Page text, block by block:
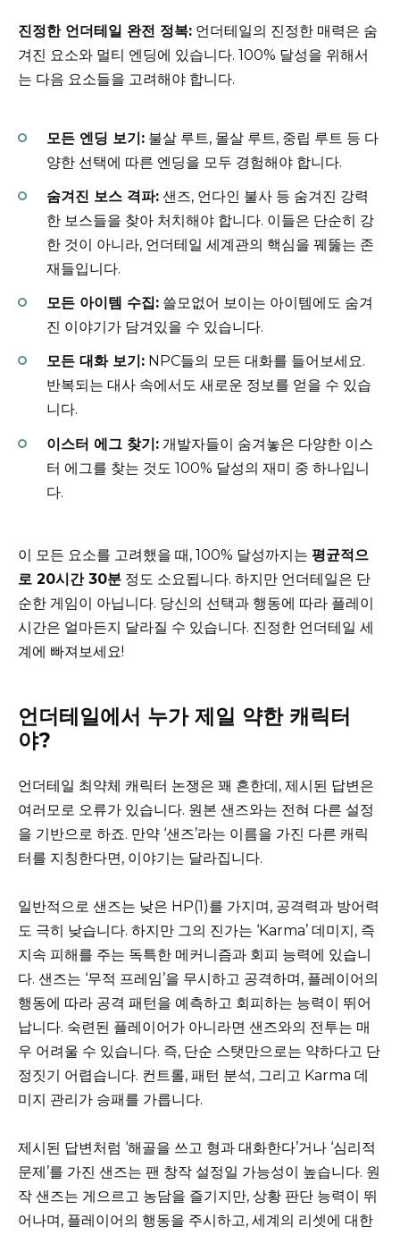
진정한 언더테일 완전 정복: 언더테일의 진정한 매력은 숨
겨진 요소와 멀티 엔딩에 있습니다. 100% 달성을 위해서
는 다음 요소들을 고려해야 합니다.
모든 엔딩 보기: 불살 루트, 몰살 루트, 중립 루트 등 다
양한 선택에 따른 엔딩을 모두 경험해야 합니다.
숨겨진 보스 격파: 샌즈, 언다인 불사 등 숨겨진 강력
한 보스들을 찾아 처치해야 합니다. 이들은 단순히 강
한 것이 아니라, 언더테일 세계관의 핵심을 꿰뚫는 존
재들입니다.
모든 아이템 수집: 쓸모없어 보이는 아이템에도 숨겨
진 이야기가 담겨있을 수 있습니다.
모든 대화 보기: NPC들의 모든 대화를 들어보세요.
반복되는 대사 속에서도 새로운 정보를 얻을 수 있습
니다.
이스터 에그 찾기: 개발자들이 숨겨놓은 다양한 이스
터 에그를 찾는 것도 100% 달성의 재미 중 하나입니
다.
이 모든 요소를 고려했을 때, 100% 달성까지는 평균적으
로 20시간 30분 정도 소요됩니다. 하지만 언더테일은 단
순한 게임이 아닙니다. 당신의 선택과 행동에 따라 플레이
시간은 얼마든지 달라질 수 있습니다. 진정한 언더테일 세
계에 빠져보세요!
언더테일에서 누가 제일 약한 캐릭터
야?
언더테일 최약체 캐릭터 논쟁은 꽤 흔한데, 제시된 답변은
여러모로 오류가 있습니다. 원본 샌즈와는 전혀 다른 설정
을 기반으로 하죠. 만약 ‘샌즈’라는 이름을 가진 다른 캐릭
터를 지칭한다면, 이야기는 달라집니다.
일반적으로 샌즈는 낮은 HP(1)를 가지며, 공격력과 방어력
도 극히 낮습니다. 하지만 그의 진가는 ‘Karma’ 데미지, 즉
지속 피해를 주는 독특한 메커니즘과 회피 능력에 있습니
다. 샌즈는 ‘무적 프레임’을 무시하고 공격하며, 플레이어의
행동에 따라 공격 패턴을 예측하고 회피하는 능력이 뛰어
납니다. 숙련된 플레이어가 아니라면 샌즈와의 전투는 매
우 어려울 수 있습니다. 즉, 단순 스탯만으로는 약하다고 단
정짓기 어렵습니다. 컨트롤, 패턴 분석, 그리고 Karma 데
미지 관리가 승패를 가릅니다.
제시된 답변처럼 ‘해골을 쓰고 형과 대화한다’거나 ‘심리적
문제’를 가진 샌즈는 팬 창작 설정일 가능성이 높습니다. 원
작 샌즈는 게으르고 농담을 즐기지만, 상황 판단 능력이 뛰
어나며, 플레이어의 행동을 주시하고, 세계의 리셋에 대한